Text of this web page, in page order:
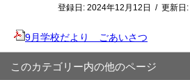
登録日: 2024年12月12日 / 更新日:
9月学校だより ごあいさつ
このカテゴリー内の他のページ